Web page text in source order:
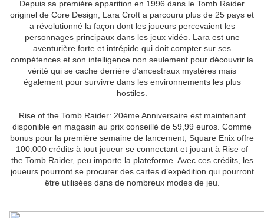
Depuis sa première apparition en 1996 dans le Tomb Raider
originel de Core Design, Lara Croft a parcouru plus de 25 pays et
a révolutionné la façon dont les joueurs percevaient les
personnages principaux dans les jeux vidéo. Lara est une
aventurière forte et intrépide qui doit compter sur ses
compétences et son intelligence non seulement pour découvrir la
vérité qui se cache derrière d’ancestraux mystères mais
également pour survivre dans les environnements les plus
hostiles.
Rise of the Tomb Raider: 20ème Anniversaire est maintenant
disponible en magasin au prix conseillé de 59,99 euros. Comme
bonus pour la première semaine de lancement, Square Enix offre
100.000 crédits à tout joueur se connectant et jouant à Rise of
the Tomb Raider, peu importe la plateforme. Avec ces crédits, les
joueurs pourront se procurer des cartes d’expédition qui pourront
être utilisées dans de nombreux modes de jeu.